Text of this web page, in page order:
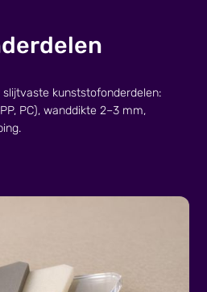
kunststofonderdelen:
PC), wanddikte 2–3 mm,